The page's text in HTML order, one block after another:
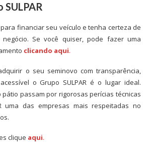
SULPAR
para financiar seu veículo e tenha certeza de
Se você quiser, pode fazer uma
clicando aqui.
o seu seminovo com transparência,
o Grupo SULPAR é o lugar ideal.
passam por rigorosas perícias técnicas
uma das empresas mais respeitadas no
clique aqui.